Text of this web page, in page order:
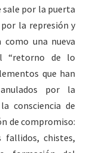
sale por la puerta
la represión y
una nueva
“retorno de lo
que han
por la
consciencia de
de compromiso:
fallidos, chistes,